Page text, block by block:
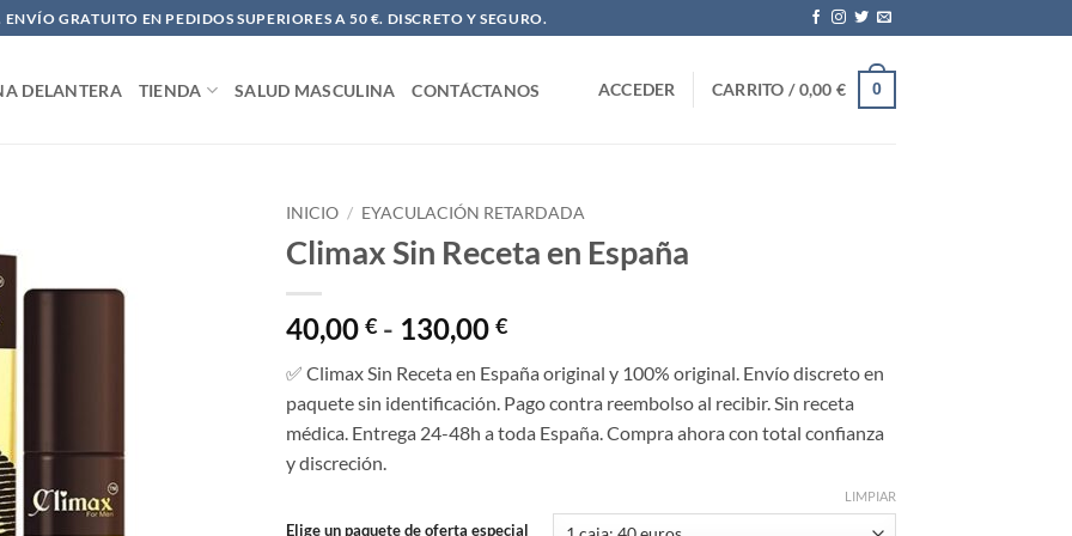
GRATUITO EN PEDIDOS SUPERIORES A 50 €. DISCRETO Y SEGURO.
DELANTERA TIENDA SALUD MASCULINA CONTÁCTANOS ACCEDER CARRITO /0,00€ 0
INICIO / EYACULACIÓN RETARDADA
Climax Sin Receta en España
40,00 € - 130,00 €Rango
precios:
desde
40,00 €
✅ Climax Sin Receta en España original y 100% original. Envío discreto en
paquete sin identificación. Pago contra reembolso al recibir. Sin receta
médica. Entrega 24-48h a toda España. Compra ahora con total confianza
y discreción.
Elige un paquete de oferta especial
LIMPIAR